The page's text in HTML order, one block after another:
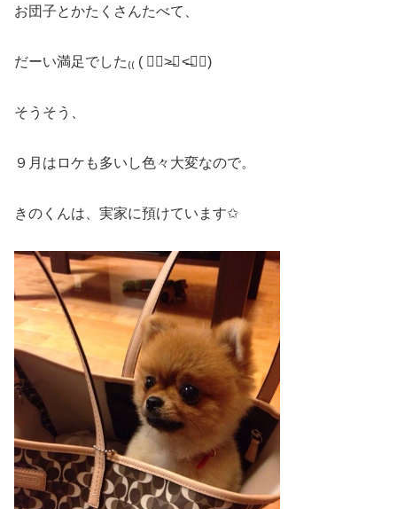
お団子とかたくさんたべて、
だーい満足でした₍₍ ( ๑॔˃̶∀ ˂̶๑॓)
そうそう、
９月はロケも多いし色々大変なので。
きのくんは、実家に預けています✩